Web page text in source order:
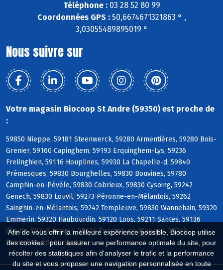
Afin de vous offrir la meilleure expérience possible, Biocoop utilise
des cookies : pour assurer une performance optimale du site, pour
récolter des statistiques afin d'analyser le trafic et la performance
du site et vous proposer une navigation personnalisée en toute
Téléphone :03 28 52 80 99
Coordonnées GPS :50,6674671321863 ° ,
3,03055489895019 °
Nous suivre sur
Votre magasin Biocoop St Andre (59350) est proche de
:
59850 Nieppe, 59181 Steenwerck, 59280 Armentières, 59280 Bois-
Grenier, 59160 Capinghem, 59193 Erquinghem-Lys, 59236
Frelinghien, 59116 Houplines, 59930 La Chapelle-d, 59840
Prémesques, 59830 Bourghelles, 59830 Bouvines, 59780
Camphin-en-Pévèle, 59830 Cobrieux, 59830 Cysoing, 59242
Genech, 59830 Louvil, 59273 Péronne-en-Mélantois, 59262
Sainghin-en-Mélantois, 59242 Templeuve, 59830 Wannehain, 59320
Emmerin, 59320 Haubourdin, 59120 Loos, 59211 Santes, 59136
Wavrin, 59249 Aubers, 59134 Fournes-en-Weppes, 59249
Fromelles, 59496 Hantay